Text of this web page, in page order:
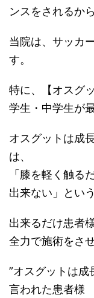
ンスをされるか
当院は、サッカ
す。
特に、【オスグ
学生・中学生が
オスグットは成
は、
「膝を軽く触る
出来ない」とい
出来るだけ患者
全力で施術をさ
”オスグットは成
言われた患者様